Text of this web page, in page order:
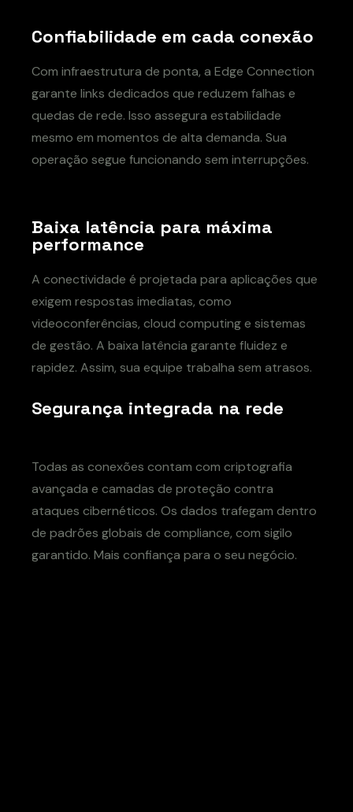
Confiabilidade em cada conexão
Com infraestrutura de ponta, a Edge Connection
garante links dedicados que reduzem falhas e
quedas de rede. Isso assegura estabilidade
mesmo em momentos de alta demanda. Sua
operação segue funcionando sem interrupções.
Baixa latência para máxima
performance
A conectividade é projetada para aplicações que
exigem respostas imediatas, como
videoconferências, cloud computing e sistemas
de gestão. A baixa latência garante fluidez e
rapidez. Assim, sua equipe trabalha sem atrasos.
Segurança integrada na rede
Todas as conexões contam com criptografia
avançada e camadas de proteção contra
ataques cibernéticos. Os dados trafegam dentro
de padrões globais de compliance, com sigilo
garantido. Mais confiança para o seu negócio.